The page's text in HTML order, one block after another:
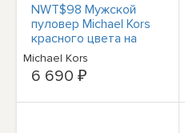
NWT$98 Мужской
пуловер Michael Kors
красного цвета на
молнии 1/4 большого
размера
Michael Kors
6 690 ₽